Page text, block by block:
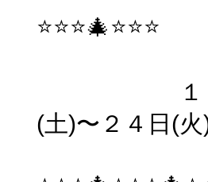
⭐️⭐️⭐️🎄⭐️⭐️⭐️
１２月
(土)〜２４日(火